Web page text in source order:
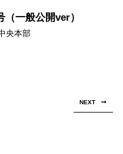
（一般公開ver）
央本部
NEXT